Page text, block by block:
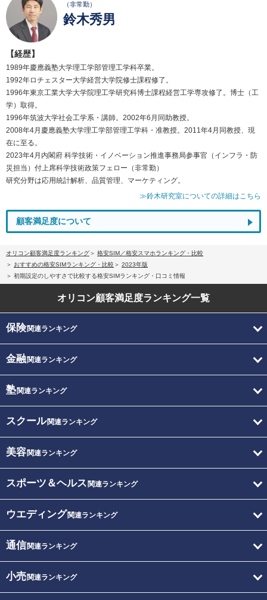
（非常勤）
鈴木秀男
【経歴】
1989年慶應義塾大学理工学部管理工学科卒業。
1992年ロチェスター大学経営大学院修士課程修了。
1996年東京工業大学大学院理工学研究科博士課程経営工学専攻修了。博士（工
学）取得。
1996年筑波大学社会工学系・講師。2002年6月同助教授。
2008年4月慶應義塾大学理工学部管理工学科・准教授。2011年4月同教授、現
在に至る。
2023年4月内閣府 科学技術・イノベーション推進事務局参事官（インフラ・防
災担当）付上席科学技術政策フェロー（非常勤）
研究分野は応用統計解析、品質管理、マーケティング。
≫鈴木研究室についての詳細はこちら
顧客満足度について
オリコン顧客満足度ランキング
格安SIM／格安スマホランキング・比較
おすすめの格安SIMランキング・比較
2023年版
初期設定のしやすさで比較する格安SIMランキング・口コミ情報
オリコン顧客満足度ランキング一覧
保険関連ランキング
金融関連ランキング
塾関連ランキング
スクール関連ランキング
美容関連ランキング
スポーツ＆ヘルス 関連ランキング
ウエディング関連ランキング
通信関連ランキング
小売関連ランキング